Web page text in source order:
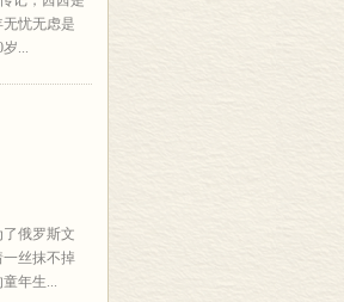
忧无虑是
...
俄罗斯文
丝抹不掉
年生...